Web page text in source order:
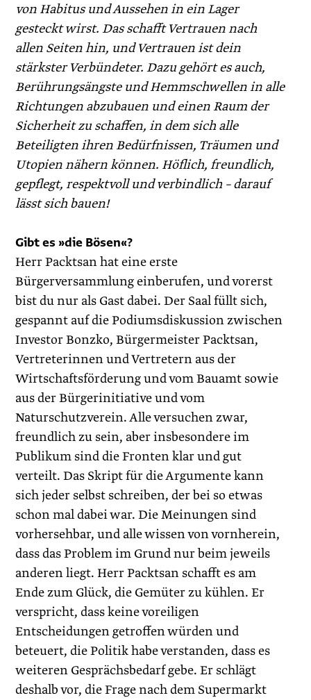
von Habitus und Aussehen in ein Lager
gesteckt wirst. Das schafft Vertrauen nach
allen Seiten hin, und Vertrauen ist dein
stärkster Verbündeter. Dazu gehört es auch,
Berührungsängste und Hemmschwellen in alle
Richtungen abzubauen und einen Raum der
Sicherheit zu schaffen, in dem sich alle
Beteiligten ihren Bedürfnissen, Träumen und
Utopien nähern können. Höflich, freundlich,
gepflegt, respektvoll und verbindlich – darauf
lässt sich bauen!
Gibt es »die Bösen«?
Herr Packtsan hat eine erste
Bürgerversammlung einberufen, und vorerst
bist du nur als Gast dabei. Der Saal füllt sich,
gespannt auf die Podiumsdiskussion zwischen
Investor Bonzko, Bürgermeister Packtsan,
Vertreterinnen und Vertretern aus der
Wirtschaftsförderung und vom Bauamt sowie
aus der Bürgerinitiative und vom
Naturschutzverein. Alle versuchen zwar,
freundlich zu sein, aber insbesondere im
Publikum sind die Fronten klar und gut
verteilt. Das Skript für die Argumente kann
sich jeder selbst schreiben, der bei so etwas
schon mal dabei war. Die Meinungen sind
vorhersehbar, und alle wissen von vornherein,
dass das Problem im Grund nur beim jeweils
anderen liegt. Herr Packtsan schafft es am
Ende zum Glück, die Gemüter zu kühlen. Er
verspricht, dass keine voreiligen
Entscheidungen getroffen würden und
beteuert, die Politik habe verstanden, dass es
weiteren Gesprächsbedarf gebe. Er schlägt
deshalb vor, die Frage nach dem Supermarkt